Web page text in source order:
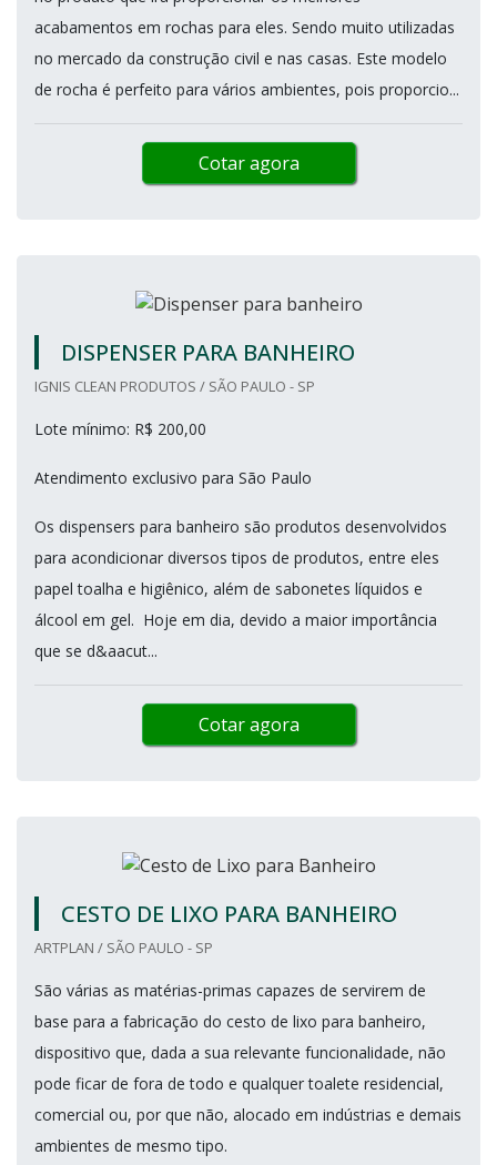
acabamentos em rochas para eles. Sendo muito utilizadas
no mercado da construção civil e nas casas. Este modelo
de rocha é perfeito para vários ambientes, pois proporcio...
Cotar agora
DISPENSER PARA BANHEIRO
IGNIS CLEAN PRODUTOS / SÃO PAULO - SP
Lote mínimo: R$ 200,00
Atendimento exclusivo para São Paulo
Os dispensers para banheiro são produtos desenvolvidos
para acondicionar diversos tipos de produtos, entre eles
papel toalha e higiênico, além de sabonetes líquidos e
álcool em gel. Hoje em dia, devido a maior importância
que se d&aacut...
Cotar agora
CESTO DE LIXO PARA BANHEIRO
ARTPLAN / SÃO PAULO - SP
São várias as matérias-primas capazes de servirem de
base para a fabricação do cesto de lixo para banheiro,
dispositivo que, dada a sua relevante funcionalidade, não
pode ficar de fora de todo e qualquer toalete residencial,
comercial ou, por que não, alocado em indústrias e demais
ambientes de mesmo tipo.